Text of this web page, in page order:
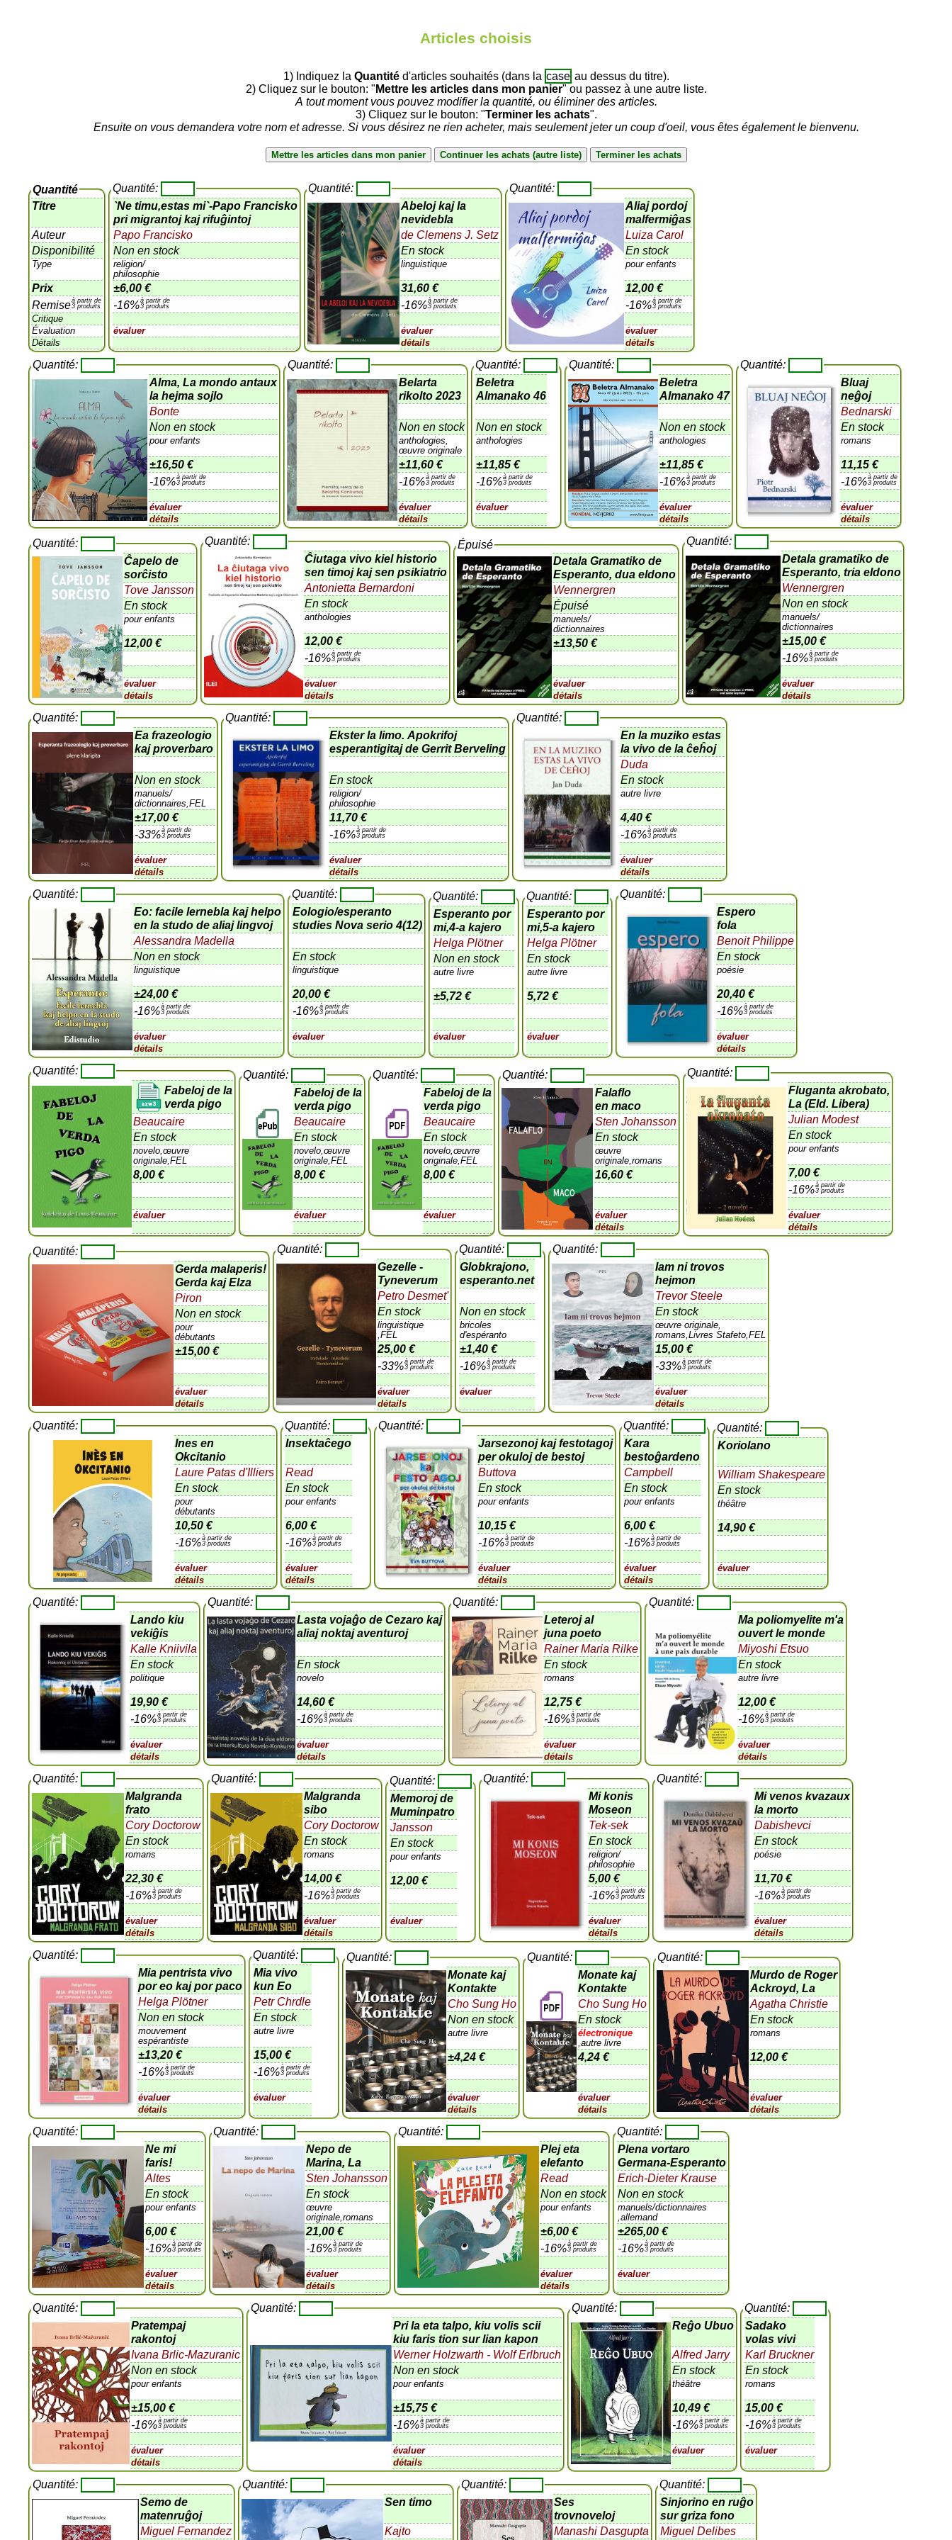
Articles choisis
1) Indiquez la Quantitéd'articles souhaités (dans la case au dessus du titre).
2) Cliquez sur le bouton: " Mettre les articles dans mon panier" ou passez à une autre liste.
A tout moment vous pouvez modifier la quantité, ou éliminer des articles.
3) Cliquez sur le bouton: "Terminer les achats".
Ensuite on vous demandera votre nom et adresse. Si vous désirez ne rien acheter, mais seulement jeter un coup d'oeil, vous êtes également le bienvenu.
Quantité
Titre
Auteur
Disponibilité
Type
Prix
Remiseà partir de
3 produits
Critique
Évaluation
Détails
Quantité:
`Ne timu,estas mi`-Papo Francisko
pri migrantoj kaj rifuĝintoj
Papo Francisko
Non en stock
religion/
philosophie
±6,00 €
-16%à partir de
3 produits
évaluer
Quantité:
Abeloj kaj la
nevidebla
de Clemens J. Setz
En stock
linguistique
31,60 €
-16%à partir de
3 produits
évaluer
détails
Quantité:
Aliaj pordoj
malfermiĝas
Luiza Carol
En stock
pour enfants
12,00 €
-16%à partir de
3 produits
évaluer
détails
Quantité:
Alma, La mondo antaux
la hejma sojlo
Bonte
Non en stock
pour enfants
±16,50 €
-16%à partir de
3 produits
évaluer
détails
Quantité:
Belarta
rikolto 2023
Non en stock
anthologies,
œuvre originale
±11,60 €
-16%à partir de
3 produits
évaluer
détails
Quantité:
Beletra
Almanako 46
Non en stock
anthologies
±11,85 €
-16%à partir de
3 produits
évaluer
Quantité:
Beletra
Almanako 47
Non en stock
anthologies
±11,85 €
-16%à partir de
3 produits
évaluer
détails
Quantité:
Bluaj
neĝoj
Bednarski
En stock
romans
11,15 €
-16%à partir de
3 produits
évaluer
détails
Quantité:
Ĉapelo de
sorĉisto
Tove Jansson
En stock
pour enfants
12,00 €
évaluer
détails
Quantité:
Ĉiutaga vivo kiel historio
sen timoj kaj sen psikiatrio
Antonietta Bernardoni
En stock
anthologies
12,00 €
-16%à partir de
3 produits
évaluer
détails
Épuisé
Detala Gramatiko de
Esperanto, dua eldono
Wennergren
Épuisé
manuels/
dictionnaires
±13,50 €
évaluer
détails
Quantité:
Detala gramatiko de
Esperanto, tria eldono
Wennergren
Non en stock
manuels/
dictionnaires
±15,00 €
-16%à partir de
3 produits
évaluer
détails
Quantité:
Ea frazeologio
kaj proverbaro
Non en stock
manuels/
dictionnaires,FEL
±17,00 €
-33%à partir de
3 produits
évaluer
détails
Quantité:
Ekster la limo. Apokrifoj
esperantigitaj de Gerrit Berveling
En stock
religion/
philosophie
11,70 €
-16%à partir de
3 produits
évaluer
détails
Quantité:
En la muziko estas
la vivo de la ĉeĥoj
Duda
En stock
autre livre
4,40 €
-16%à partir de
3 produits
évaluer
détails
Quantité:
Eo: facile lernebla kaj helpo
en la studo de aliaj lingvoj
Alessandra Madella
Non en stock
linguistique
±24,00 €
-16%à partir de
3 produits
évaluer
détails
Quantité:
Eologio/esperanto
studies Nova serio 4(12)
En stock
linguistique
20,00 €
-16%à partir de
3 produits
évaluer
Quantité:
Esperanto por
mi,4-a kajero
Helga Plötner
Non en stock
autre livre
±5,72 €
évaluer
Quantité:
Esperanto por
mi,5-a kajero
Helga Plötner
En stock
autre livre
5,72 €
évaluer
Quantité:
Espero
fola
Benoit Philippe
En stock
poésie
20,40 €
-16%à partir de
3 produits
évaluer
détails
Quantité:
Fabeloj de la
verda pigo
Beaucaire
En stock
novelo,œuvre
originale,FEL
8,00 €
évaluer
Quantité:
Fabeloj de la
verda pigo
Beaucaire
En stock
novelo,œuvre
originale,FEL
8,00 €
évaluer
Quantité:
Fabeloj de la
verda pigo
Beaucaire
En stock
novelo,œuvre
originale,FEL
8,00 €
évaluer
Quantité:
Falaflo
en maco
Sten Johansson
En stock
œuvre
originale,romans
16,60 €
évaluer
détails
Quantité:
Fluganta akrobato,
La (Eld. Libera)
Julian Modest
En stock
pour enfants
7,00 €
-16%à partir de
3 produits
évaluer
détails
Quantité:
Gerda malaperis!
Gerda kaj Elza
Piron
Non en stock
pour
débutants
±15,00 €
évaluer
détails
Quantité:
Gezelle -
Tyneverum
Petro Desmet'
En stock
linguistique
,FEL
25,00 €
-33%à partir de
3 produits
évaluer
détails
Quantité:
Globkrajono,
esperanto.net
Non en stock
bricoles
d'espéranto
±1,40 €
-16%à partir de
3 produits
évaluer
Quantité:
Iam ni trovos
hejmon
Trevor Steele
En stock
œuvre originale,
romans,Livres Stafeto,FEL
15,00 €
-33%à partir de
3 produits
évaluer
détails
Quantité:
Ines en
Okcitanio
Laure Patas d'Illiers
En stock
pour
débutants
10,50 €
-16%à partir de
3 produits
évaluer
détails
Quantité:
Insektaĉego
Read
En stock
pour enfants
6,00 €
-16%à partir de
3 produits
évaluer
détails
Quantité:
Jarsezonoj kaj festotagoj
per okuloj de bestoj
Buttova
En stock
pour enfants
10,15 €
-16%à partir de
3 produits
évaluer
détails
Quantité:
Kara
bestoĝardeno
Campbell
En stock
pour enfants
6,00 €
-16%à partir de
3 produits
évaluer
détails
Quantité:
Koriolano
William Shakespeare
En stock
théâtre
14,90 €
évaluer
Quantité:
Lando kiu
vekiĝis
Kalle Kniivila
En stock
politique
19,90 €
-16%à partir de
3 produits
évaluer
détails
Quantité:
Lasta vojaĝo de Cezaro kaj
aliaj noktaj aventuroj
En stock
novelo
14,60 €
-16%à partir de
3 produits
évaluer
détails
Quantité:
Leteroj al
juna poeto
Rainer Maria Rilke
En stock
romans
12,75 €
-16%à partir de
3 produits
évaluer
détails
Quantité:
Ma poliomyelite m'a
ouvert le monde
Miyoshi Etsuo
En stock
autre livre
12,00 €
-16%à partir de
3 produits
évaluer
détails
Quantité:
Malgranda
frato
Cory Doctorow
En stock
romans
22,30 €
-16%à partir de
3 produits
évaluer
détails
Quantité:
Malgranda
sibo
Cory Doctorow
En stock
romans
14,00 €
-16%à partir de
3 produits
évaluer
détails
Quantité:
Memoroj de
Muminpatro
Jansson
En stock
pour enfants
12,00 €
évaluer
Quantité:
Mi konis
Moseon
Tek-sek
En stock
religion/
philosophie
5,00 €
-16%à partir de
3 produits
évaluer
détails
Quantité:
Mi venos kvazaux
la morto
Dabishevci
En stock
poésie
11,70 €
-16%à partir de
3 produits
évaluer
détails
Quantité:
Mia pentrista vivo
por eo kaj por paco
Helga Plötner
Non en stock
mouvement
espérantiste
±13,20 €
-16%à partir de
3 produits
évaluer
détails
Quantité:
Mia vivo
kun Eo
Petr Chrdle
En stock
autre livre
15,00 €
-16%à partir de
3 produits
évaluer
Quantité:
Monate kaj
Kontakte
Cho Sung Ho
Non en stock
autre livre
±4,24 €
évaluer
détails
Quantité:
Monate kaj
Kontakte
Cho Sung Ho
En stock
électronique
,autre livre
4,24 €
évaluer
détails
Quantité:
Murdo de Roger
Ackroyd, La
Agatha Christie
En stock
romans
12,00 €
évaluer
détails
Quantité:
Ne mi
faris!
Altes
En stock
pour enfants
6,00 €
-16%à partir de
3 produits
évaluer
détails
Quantité:
Nepo de
Marina, La
Sten Johansson
En stock
œuvre
originale,romans
21,00 €
-16%à partir de
3 produits
évaluer
détails
Quantité:
Plej eta
elefanto
Read
Non en stock
pour enfants
±6,00 €
-16%à partir de
3 produits
évaluer
détails
Quantité:
Plena vortaro
Germana-Esperanto
Erich-Dieter Krause
Non en stock
manuels/dictionnaires
,allemand
±265,00 €
-16%à partir de
3 produits
évaluer
Quantité:
Pratempaj
rakontoj
Ivana Brlic-Mazuranic
Non en stock
pour enfants
±15,00 €
-16%à partir de
3 produits
évaluer
détails
Quantité:
Pri la eta talpo, kiu volis scii
kiu faris tion sur lian kapon
Werner Holzwarth - Wolf Erlbruch
Non en stock
pour enfants
±15,75 €
-16%à partir de
3 produits
évaluer
détails
Quantité:
Reĝo Ubuo
Alfred Jarry
En stock
théâtre
10,49 €
-16%à partir de
3 produits
évaluer
Quantité:
Sadako
volas vivi
Karl Bruckner
En stock
romans
15,00 €
-16%à partir de
3 produits
évaluer
Quantité:
Semo de
matenruĝoj
Miguel Fernandez
Quantité:
Sen timo
Kajto
Quantité:
Ses
trovnoveloj
Manashi Dasgupta
Quantité:
Sinjorino en ruĝo
sur griza fono
Miguel Delibes